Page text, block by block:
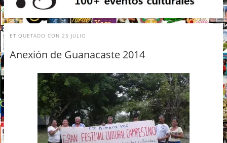
ETIQUETADO CON 25 JULIO
Anexión de Guanacaste 2014